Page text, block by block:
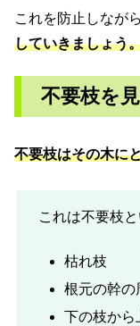
これを防止しながら
していきましょう
不要枝を
不要枝はその木に
これは不要枝と
枯れ枝
根元の幹の
下の枝から